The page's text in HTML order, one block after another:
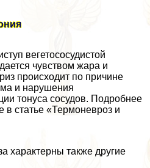
вегетососудистой
чувством жара и
происходит по причине
и нарушения
тонуса сосудов. Подробнее
в статье «Термоневроз и
хаpaктерны также другие